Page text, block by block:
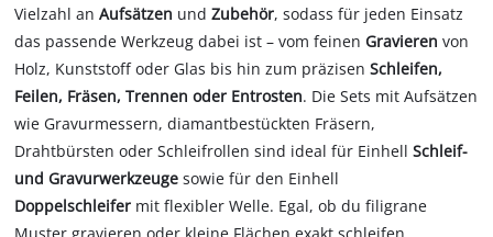
Vielzahl anAufsätzen undZubehör, sodass für jeden Einsatz
das passende Werkzeug dabei ist – vom feinenGravierenvon
Holz, Kunststoff oder Glas bis hin zum präzisenSchleifen,
Feilen, Fräsen, Trennen oder Entrosten. Die Sets mit Aufsätzen
wie Gravurmessern, diamantbestückten Fräsern,
Drahtbürsten oder Schleifrollen sind ideal für EinhellSchleif-
und Gravurwerkzeuge sowie für den Einhell
Doppelschleifer mit flexibler Welle. Egal, ob du filigrane